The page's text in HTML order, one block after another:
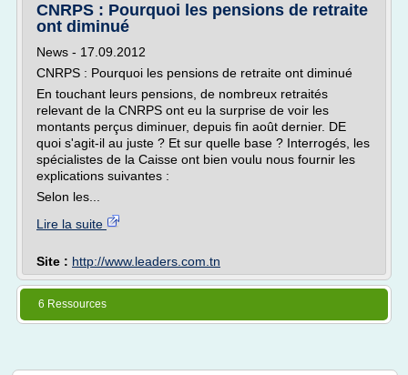
CNRPS : Pourquoi les pensions de retraite
ont diminué
News - 17.09.2012
CNRPS : Pourquoi les pensions de retraite ont diminué
En touchant leurs pensions, de nombreux retraités
relevant de la CNRPS ont eu la surprise de voir les
montants perçus diminuer, depuis fin août dernier. DE
quoi s'agit-il au juste ? Et sur quelle base ? Interrogés, les
spécialistes de la Caisse ont bien voulu nous fournir les
explications suivantes :
Selon les...
Lire la suite
Site : http://www.leaders.com.tn
6 Ressources